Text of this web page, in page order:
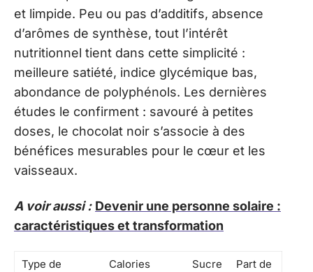
et limpide. Peu ou pas d’additifs, absence
d’arômes de synthèse, tout l’intérêt
nutritionnel tient dans cette simplicité :
meilleure satiété, indice glycémique bas,
abondance de polyphénols. Les dernières
études le confirment : savouré à petites
doses, le chocolat noir s’associe à des
bénéfices mesurables pour le cœur et les
vaisseaux.
A voir aussi : Devenir une personne solaire :
caractéristiques et transformation
Type de
Calories
Sucre
Part de